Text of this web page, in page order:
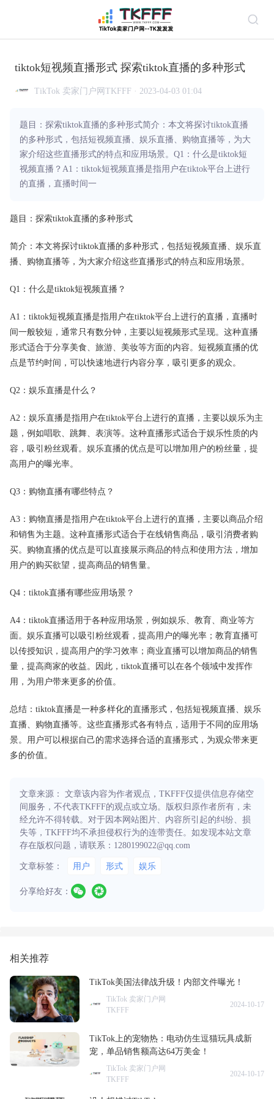
tiktok短视频直播形式 探索tiktok直播的多种形式
TikTok 卖家门户网TKFFF · 2023-04-03 01:04
题目：探索tiktok直播的多种形式简介：本文将探讨tiktok直播
的多种形式，包括短视频直播、娱乐直播、购物直播等，为大
家介绍这些直播形式的特点和应用场景。Q1：什么是tiktok短
视频直播？A1：tiktok短视频直播是指用户在tiktok平台上进行
的直播，直播时间一
题目：探索tiktok直播的多种形式
简介：本文将探讨tiktok直播的多种形式，包括短视频直播、娱乐直
播、购物直播等，为大家介绍这些直播形式的特点和应用场景。
Q1：什么是tiktok短视频直播？
A1：tiktok短视频直播是指用户在tiktok平台上进行的直播，直播时
间一般较短，通常只有数分钟，主要以短视频形式呈现。这种直播
形式适合于分享美食、旅游、美妆等方面的内容。短视频直播的优
点是节约时间，可以快速地进行内容分享，吸引更多的观众。
Q2：娱乐直播是什么？
A2：娱乐直播是指用户在tiktok平台上进行的直播，主要以娱乐为主
题，例如唱歌、跳舞、表演等。这种直播形式适合于娱乐性质的内
容，吸引粉丝观看。娱乐直播的优点是可以增加用户的粉丝量，提
高用户的曝光率。
Q3：购物直播有哪些特点？
A3：购物直播是指用户在tiktok平台上进行的直播，主要以商品介绍
和销售为主题。这种直播形式适合于在线销售商品，吸引消费者购
买。购物直播的优点是可以直接展示商品的特点和使用方法，增加
用户的购买欲望，提高商品的销售量。
Q4：tiktok直播有哪些应用场景？
A4：tiktok直播适用于各种应用场景，例如娱乐、教育、商业等方
面。娱乐直播可以吸引粉丝观看，提高用户的曝光率；教育直播可
以传授知识，提高用户的学习效率；商业直播可以增加商品的销售
量，提高商家的收益。因此，tiktok直播可以在各个领域中发挥作
用，为用户带来更多的价值。
总结：tiktok直播是一种多样化的直播形式，包括短视频直播、娱乐
直播、购物直播等。这些直播形式各有特点，适用于不同的应用场
景。用户可以根据自己的需求选择合适的直播形式，为观众带来更
多的价值。
文章来源： 文章该内容为作者观点，TKFFF仅提供信息存储空
间服务，不代表TKFFF的观点或立场。版权归原作者所有，未
经允许不得转载。对于因本网站图片、内容所引起的纠纷、损
失等，TKFFF均不承担侵权行为的连带责任。如发现本站文章
存在版权问题，请联系：1280199022@qq.com
文章标签： 用户 形式 娱乐
分享给好友：
相关推荐
TikTok美国法律战升级！内部文件曝光！
TikTok 卖家门户网
TKFFF
2024-10-17
TikTok上的宠物热：电动仿生逗猫玩具成新
宠，单品销售额高达64万美金！
TikTok 卖家门户网
TKFFF
2024-10-17